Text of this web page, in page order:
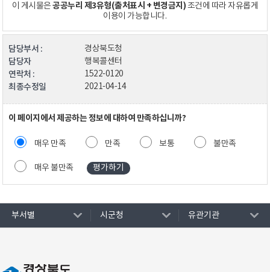
이 게시물은공공누리 제3유형(출처표시 + 변경금지)조건에 따라 자유롭게
이용이 가능합니다.
담당부서 : 경상북도청
담당자 행복콜센터
연락처 : 1522-0120
최종수정일 2021-04-14
이 페이지에서 제공하는 정보에 대하여 만족하십니까?
매우 만족 만족 보통 불만족
매우 불만족
부서별 시군청 유관기관